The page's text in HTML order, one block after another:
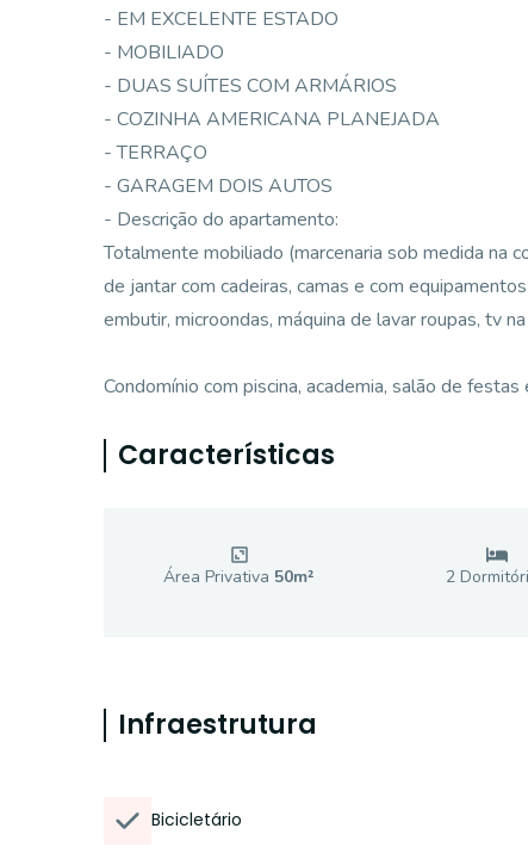
- EM EXCELENTE ESTADO
- MOBILIADO
- DUAS SUÍTES COM ARMÁRIOS
- COZINHA AMERICANA PLANEJADA
- TERRAÇO
- GARAGEM DOIS AUTOS
- Descrição do apartamento:
Totalmente mobiliado (marcenaria sob medida na
de jantar com cadeiras, camas e com
embutir, microondas, máquina de lavar roupas, tv
Condomínio com piscina, academia, salão de
Características
Área Privativa 50m² 2
Infraestrutura
Bicicletário